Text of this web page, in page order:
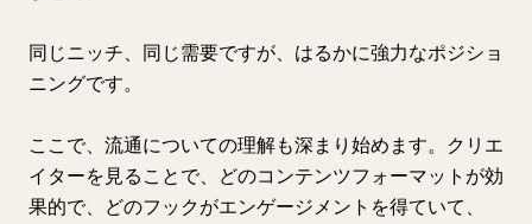
同じニッチ、同じ需要ですが、はるかに強力なポジショ
ニングです。
ここで、流通についての理解も深まり始めます。クリエ
イターを見ることで、どのコンテンツフォーマットが効
果的で、どのフックがエンゲージメントを得ていて、